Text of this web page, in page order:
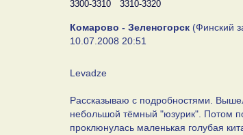
3300-3310
3310-3320
Комарово - Зеленогорск (Финский
10.07.2008 20:51
Levadze
Рассказываю с подробностями.
небольшой тёмный "юзурик". Потом
проклюнулась маленькая голубая